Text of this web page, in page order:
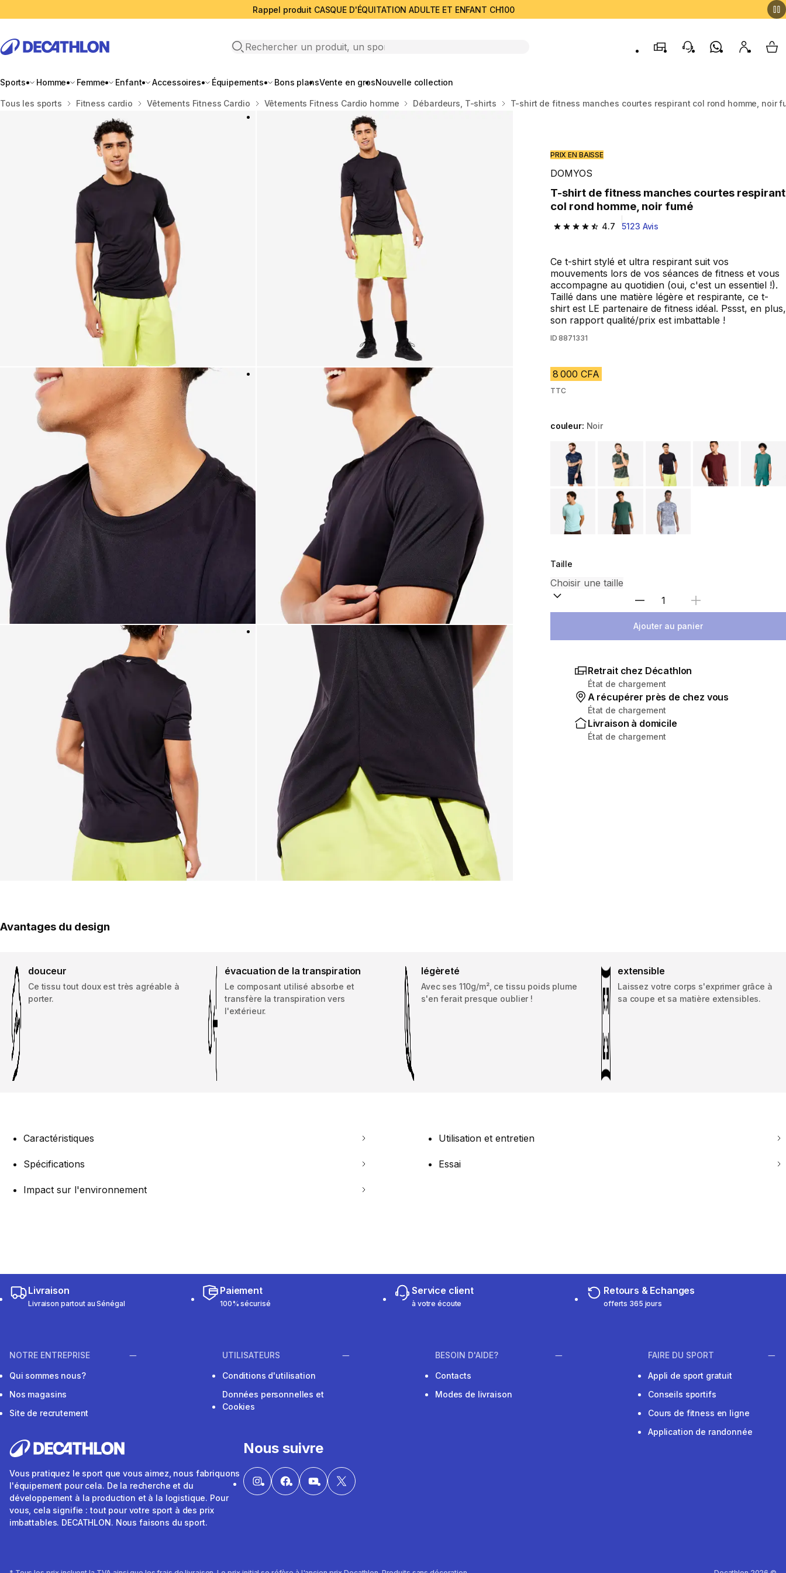
Rappel produit CASQUE D'ÉQUITATION ADULTE ET ENFANT CH100
Open search
MagasinscontactWhatsappMon My
Sports Homme Femme Enfant Accessoires Équipements Bons plansVente en grosNouvelle collection
Accueil
Tous les sports Fitness cardio Vêtements Fitness Cardio Vêtements Fitness Cardio homme Débardeurs, T-shirts T-shirt de fitness manches courtes respirant col rond homme, noir
PRIX EN BAISSE
DOMYOS
T-shirt de fitness manches courtes respirant
col rond homme, noir fumé
4.7
4.7 out of 5 stars from 5123 reviews
5123 Avis
Ce t-shirt stylé et ultra respirant suit vos
mouvements lors de vos séances de fitness et vous
accompagne au quotidien (oui, c'est un essentiel !).
Taillé dans une matière légère et respirante, ce t-
shirt est LE partenaire de fitness idéal. Pssst, en plus,
son rapport qualité/prix est imbattable !
ID 8871331
8 000 CFA
TTC
couleur: Noir
Choose a variant
Taille
Choisir une quantité
Ajouter au panier
Retrait chez Décathlon
État de chargement
A récupérer près de chez vous
État de chargement
Livraison à domicile
État de chargement
Avantages du design
douceur
Ce tissu tout doux est très agréable à
porter.
évacuation de la transpiration
Le composant utilisé absorbe et
transfère la transpiration vers
l'extérieur.
légèreté
Avec ses 110g/m², ce tissu poids plume
s'en ferait presque oublier !
extensible
Laissez votre corps s'exprimer grâce à
sa coupe et sa matière extensibles.
Caractéristiques Utilisation et entretien
Spécifications Essai
Impact sur l'environnement
Livraison
Livraison partout au Sénégal
Paiement
100% sécurisé
Service client
à votre écoute
Retours & Echanges
offerts 365 jours
NOTRE ENTREPRISE
Qui sommes nous?
Nos magasins
Site de recrutement
UTILISATEURS
Conditions d'utilisation
Données personnelles et
Cookies
BESOIN D'AIDE?
Contacts
Modes de livraison
FAIRE DU SPORT
Appli de sport gratuit
Conseils sportifs
Cours de fitness en ligne
Application de randonnée
Vous pratiquez le sport que vous aimez, nous fabriquons
l'équipement pour cela. De la recherche et du
développement à la production et à la logistique. Pour
vous, cela signifie : tout pour votre sport à des prix
imbattables. DECATHLON. Nous faisons du sport.
Nous suivre